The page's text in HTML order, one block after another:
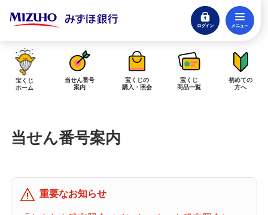
ログイン
閉じる
みずほダイレクトログイン
当せん金の受取方法について
購入した宝くじの確認方法について
「代金が引き落としされない」「購入明細に表示されない」にお答えしま
す。
宝くじ
ホーム
当せん番号
案内
宝くじの
購入・照会
宝くじ
商品一覧
初めての
方へ
当せん番号案内
重要なお知らせ